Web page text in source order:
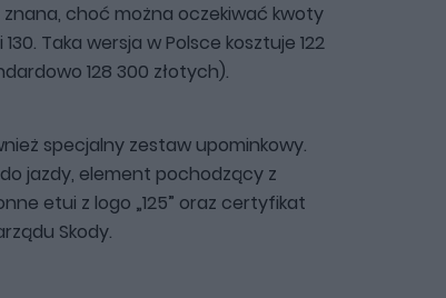
znana, choć można oczekiwać kwoty
Taka wersja w Polsce kosztuje 122
128 300 złotych).
specjalny zestaw upominkowy.
jazdy, element pochodzący z
etui z logo „125” oraz certyfikat
Skody.